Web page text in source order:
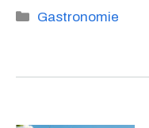
Catégories
Gastronomie